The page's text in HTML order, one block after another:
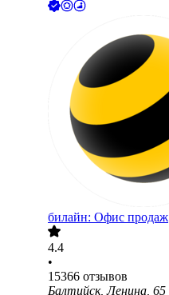
билайн: Офис продаж
4.4
•
15366 отзывов
Балтийск, Ленина, 65